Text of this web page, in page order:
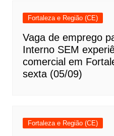
Fortaleza e Região (CE)
Vaga de emprego
Interno SEM
comercial em
sexta (05/09)
Fortaleza e Região (CE)